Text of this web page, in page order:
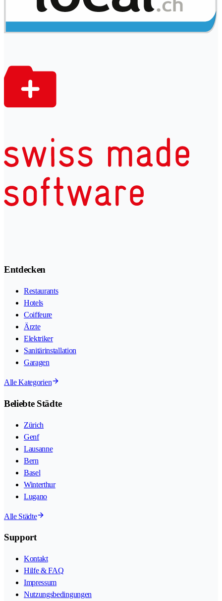
Entdecken
Restaurants
Hotels
Coiffeure
Ärzte
Elektriker
Sanitärinstallation
Garagen
Alle Kategorien
Beliebte Städte
Zürich
Genf
Lausanne
Bern
Basel
Winterthur
Lugano
Alle Städte
Support
Kontakt
Hilfe & FAQ
Impressum
Nutzungsbedingungen